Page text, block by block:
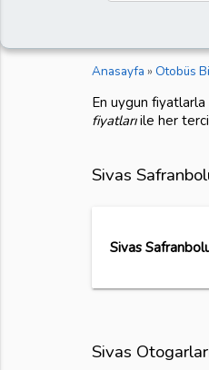
Anasayfa » Otobüs
En uygun fiyatlarla
fiyatlarıile her
Sivas
Sivas
Sivas